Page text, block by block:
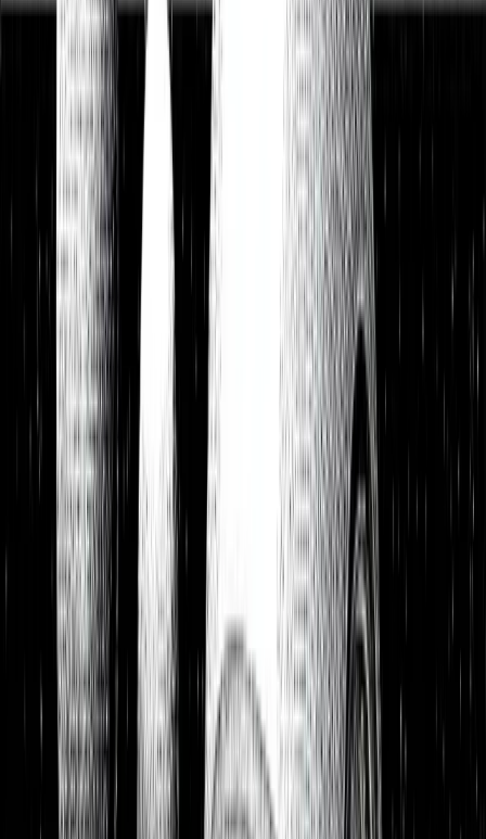
Watchlist Unsere Top-Picks zum Kauf
Portfolios26,8 % p.a. seit 2018
26,8 % p.a.
1:1 Begleitung
Über uns
7 Tage kostenlos testen
Einloggen
Home